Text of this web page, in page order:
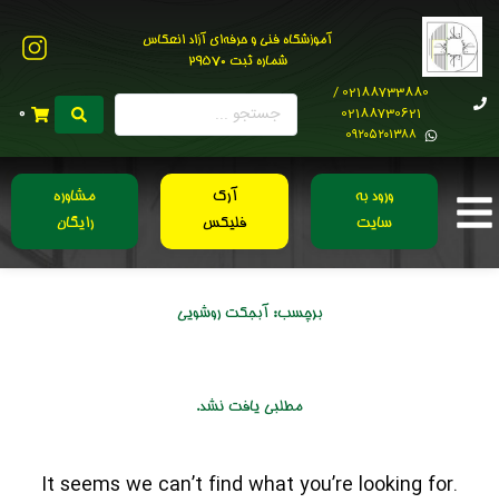
آموزشگاه فنی و حرفه‌ای آزاد انعکاس
شماره ثبت 29570
02188733880 /
02188730621
0۹۲۰۵۲۰۱۳۸۸
0
ورود به
سایت
آرک
فلیکس
مشاوره
رایگان
برچسب: آبجکت روشویی
مطلبی یافت نشد.
It seems we can’t find what you’re looking for.